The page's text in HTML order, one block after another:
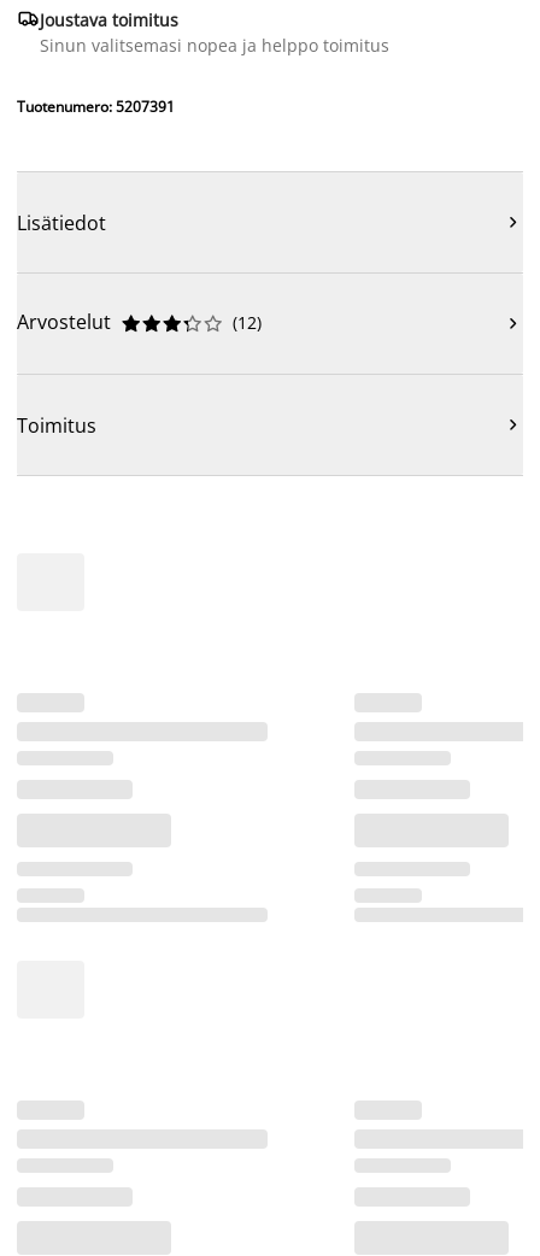
Joustava toimitus
Sinun valitsemasi nopea ja helppo toimitus
Tuotenumero: 5207391
Lisätiedot 
Arvostelut 




 (12) 
Toimitus 